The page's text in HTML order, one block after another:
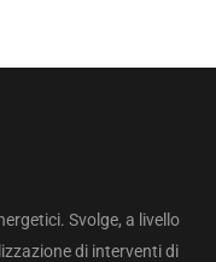
Svolge, a livello
di interventi di